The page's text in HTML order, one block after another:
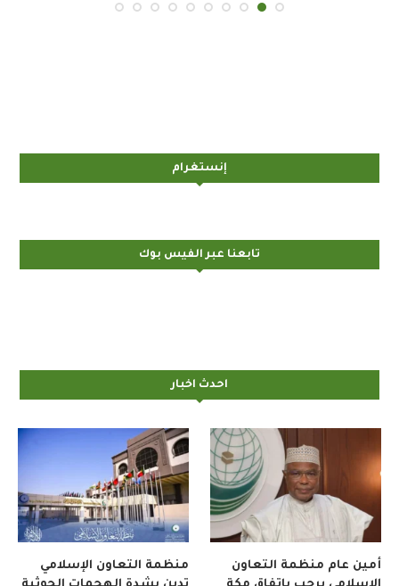
إنستغرام
تابعنا عبر الفيس بوك
احدث اخبار
منظمة التعاون الإسلامي
أمين عام منظمة التعاون